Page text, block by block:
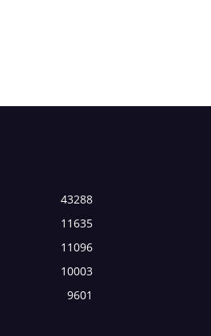
43288
11635
11096
10003
9601